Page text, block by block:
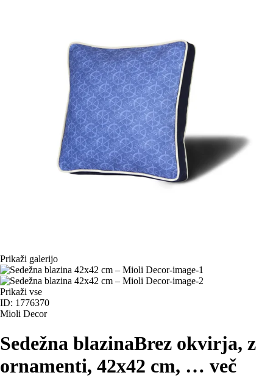
Prikaži galerijo
Prikaži vse
ID: 1776370
Mioli Decor
Sedežna blazinaBrez okvirja, z
ornamenti, 42x42 cm, … več